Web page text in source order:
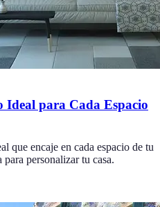
para Cada Espacio
que encaje en cada espacio de tu
personalizar tu casa.